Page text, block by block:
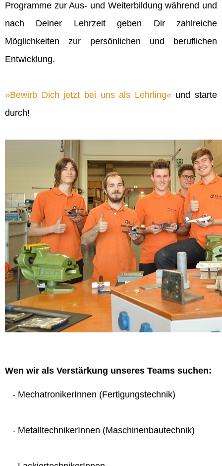
Programme zur Aus- und Weiterbildung während und
nach Deiner Lehrzeit geben Dir zahlreiche
Möglichkeiten zur persönlichen und beruflichen
Entwicklung.
Bewirb Dich jetzt bei uns als Lehrling und starte
durch!
Wen wir als Verstärkung unseres Teams suchen:
- MechatronikerInnen (Fertigungstechnik)
- MetalltechnikerInnen (Maschinenbautechnik)